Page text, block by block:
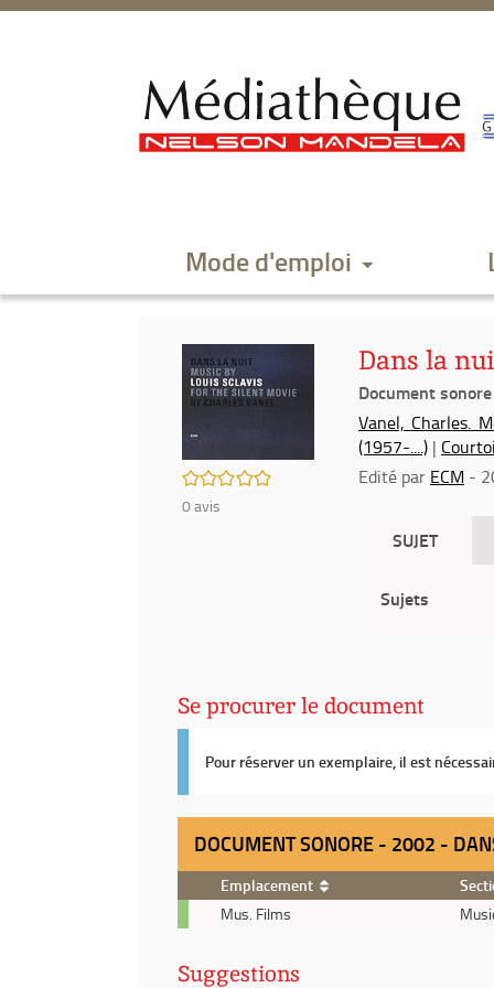
recherche
Mode d'emploi
/5
0avis
Dans la
Document sonore
Vanel, Charles.
(1957-....) |
Edité par ECM -
SUJET
Sujets
Se procurer le document
Pour réserver un exemplaire, il est
DOCUMENT SONORE - 2002 -
Document
sonore
2002
Emplacement
Mus. Films
Suggestions